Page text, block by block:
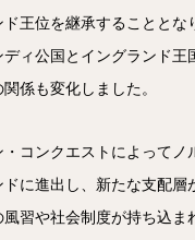
王位を継承することとな
ィ公国とイングランド王
係も変化しました。
コンクエストによってノ
に進出し、新たな支配層
習や社会制度が持ち込ま